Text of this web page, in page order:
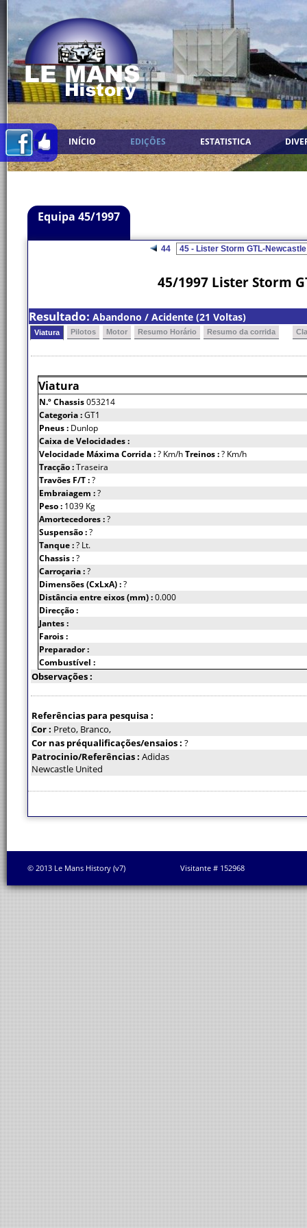
INÍCIO EDIÇÕES ESTATISTICA
Equipa 45/1997
44
45/1997 Lister Storm
Resultado: Abandono / Acidente (21 Voltas)
Viatura Pilotos Motor Resumo Horário Resumo da corrida
Viatura
N.º Chassis053214
Categoria :GT1
Pneus : Dunlop
Caixa de Velocidades :
Velocidade Máxima Corrida :? Km/hTreinos :? Km/h
Tracção :Traseira
Travões F/T :?
Embraiagem :?
Peso : 1039 Kg
Amortecedores :?
Suspensão :?
Tanque :? Lt.
Chassis :?
Carroçaria :?
Dimensões (CxLxA) :?
Distância entre eixos (mm) :0.000
Direcção :
Jantes :
Farois :
Preparador :
Combustível :
Observações :
Referências para pesquisa :
Cor : Preto, Branco,
Cor nas préqualificações/ensaios : ?
Patrocinio/Referências : Adidas
Newcastle United
© 2013 Le Mans History (v7) Visitante # 152968